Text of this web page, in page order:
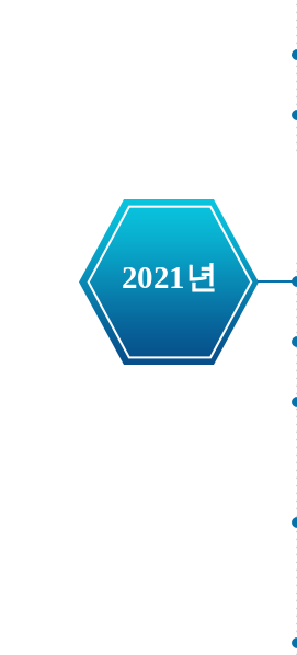
2021년